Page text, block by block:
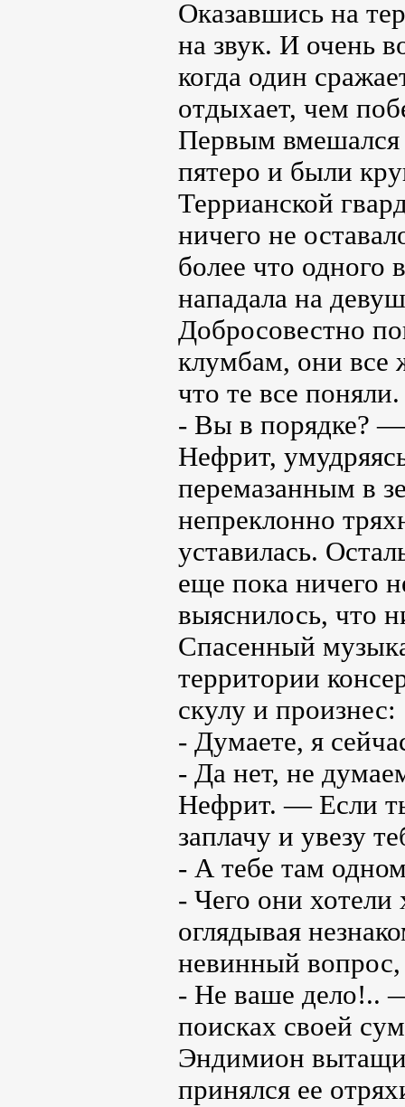
Оказавшись на
на звук. И очень
когда один
отдыхает, чем
Первым
пятеро и были
Террианской
ничего не
более что одного
нападала на
Добросовестно
клумбам, они все
что те все поняли.
- Вы в порядке? —
Нефрит,
перемазанным в
непреклонно
уставилась.
еще пока ничего
выяснилось, что
Спасенный
территории
скулу и произнес:
- Думаете, я
- Да нет, не
Нефрит. — Если
заплачу и увезу
- А тебе там
- Чего они
оглядывая
невинный
- Не ваше дело!..
поисках своей
Эндимион
принялся ее